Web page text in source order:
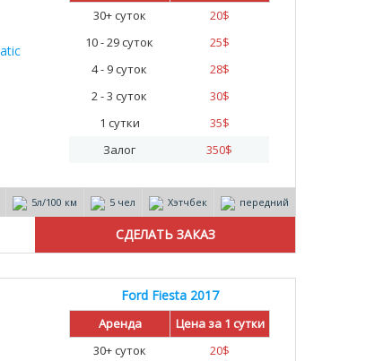
30+ суток
20$
10 - 29 суток
25$
4 - 9 суток
28$
2 - 3 суток
30$
1 сутки
35$
Залог
350$
5л/100 км 5 чел Хэтчбек передний
Ford Fiesta 2017
Аренда
Цена за 1 сутки
30+ суток
20$